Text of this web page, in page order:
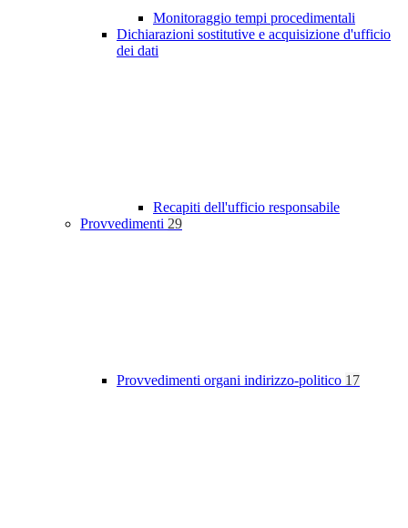
Monitoraggio tempi procedimentali
Dichiarazioni sostitutive e acquisizione d'ufficio
dei dati
Recapiti dell'ufficio responsabile
Provvedimenti 29
Provvedimenti organi indirizzo-politico 17